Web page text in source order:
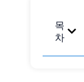
목
차